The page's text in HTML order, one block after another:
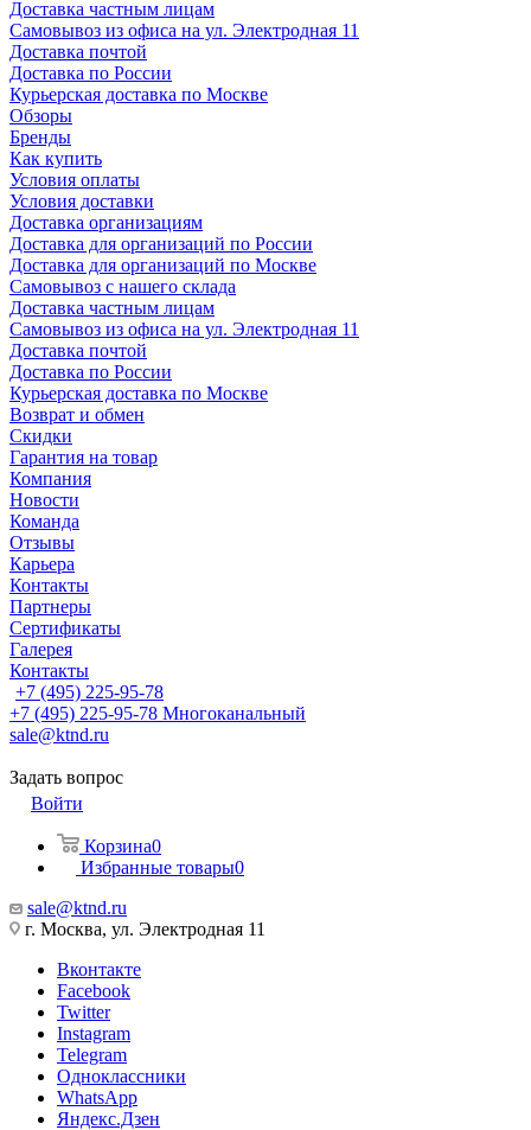
Доставка частным лицам
Самовывоз из офиса на ул. Электродная 11
Доставка почтой
Доставка по России
Курьерская доставка по Москве
Обзоры
Бренды
Как купить
Условия оплаты
Условия доставки
Доставка организациям
Доставка для организаций по России
Доставка для организаций по Москве
Самовывоз с нашего склада
Доставка частным лицам
Самовывоз из офиса на ул. Электродная 11
Доставка почтой
Доставка по России
Курьерская доставка по Москве
Возврат и обмен
Скидки
Гарантия на товар
Компания
Новости
Команда
Отзывы
Карьера
Контакты
Партнеры
Сертификаты
Галерея
Контакты
+7 (495) 225-95-78
+7 (495) 225-95-78 Многоканальный
sale@ktnd.ru
Задать вопрос
Войти
Корзина0
Избранные товары0
sale@ktnd.ru
г. Москва, ул. Электродная 11
Вконтакте
Facebook
Twitter
Instagram
Telegram
Одноклассники
WhatsApp
Яндекс.Дзен